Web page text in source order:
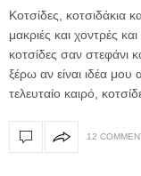
Κοτσίδες, κοτσιδάκια
μακριές και χοντρές
κοτσίδες σαν στεφάνι
ξέρω αν είναι ιδέα
τελευταίο καιρό,
12